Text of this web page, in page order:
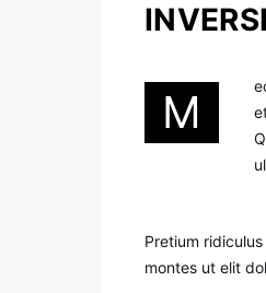
M
Pretium
montes ut elit